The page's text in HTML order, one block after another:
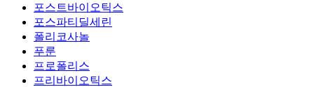
포스트바이오틱스
포스파티딜세린
폴리코사놀
푸룬
프로폴리스
프리바이오틱스